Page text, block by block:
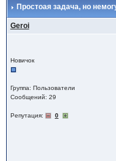
Простоая задача, но
Geroi
Новичок
Группа: Пользователи
Сообщений: 29
Репутация: 0